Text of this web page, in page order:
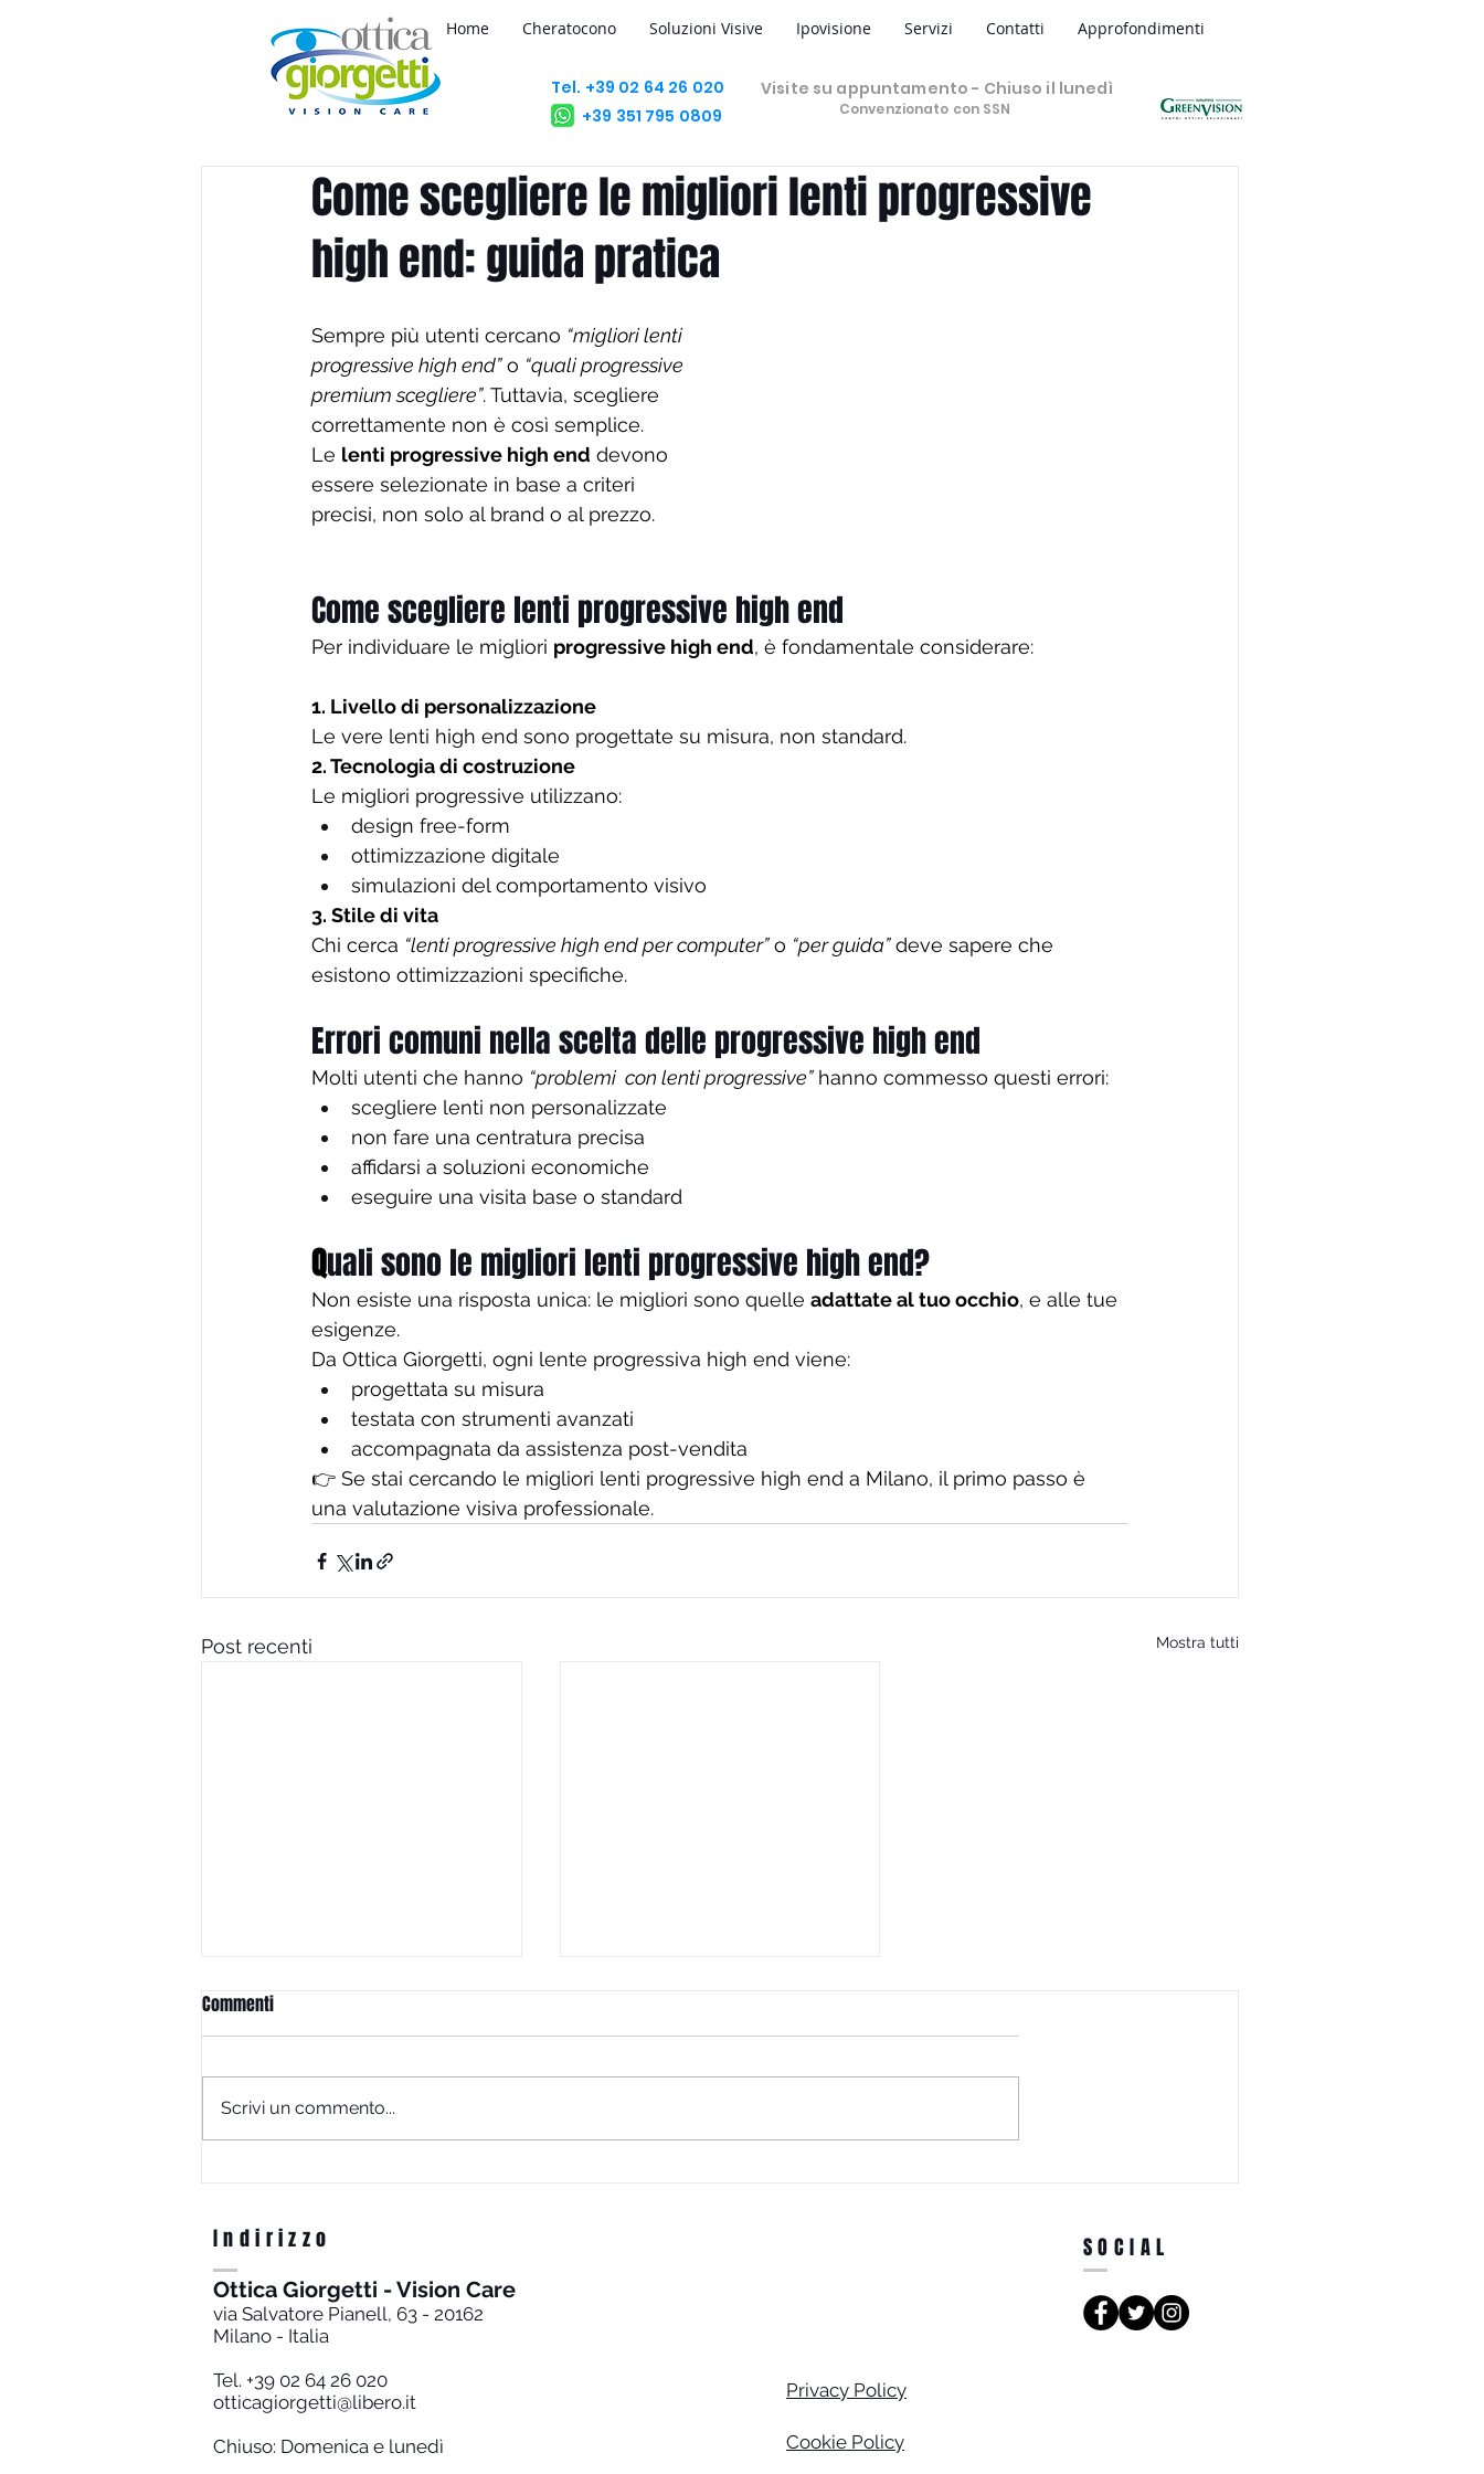
Tel. +39 02 64 26 020
+39 351 795 0809
Visite su appuntamento - Chiuso il lunedì
Convenzionato con SSN
Home Cheratocono Soluzioni Visive Ipovisione Servizi Contatti Approfondimenti
Come scegliere le migliori lenti progressive
high end: guida pratica
Sempre più utenti cercano “migliori lenti
progressive high end” o “quali progressive
premium scegliere”. Tuttavia, scegliere
correttamente non è così semplice.
Le lenti progressive high end devono
essere selezionate in base a criteri
precisi, non solo al brand o al prezzo.
Come scegliere lenti progressive high end
Per individuare le migliori progressive high end, è fondamentale considerare:
1. Livello di personalizzazione
Le vere lenti high end sono progettate su misura, non standard.
2. Tecnologia di costruzione
Le migliori progressive utilizzano:
design free-form
ottimizzazione digitale
simulazioni del comportamento visivo
3. Stile di vita
Chi cerca “lenti progressive high end per computer” o “per guida” deve sapere che
esistono ottimizzazioni specifiche.
Errori comuni nella scelta delle progressive high end
Molti utenti che hanno “problemi  con lenti progressive” hanno commesso questi errori:
scegliere lenti non personalizzate
non fare una centratura precisa
affidarsi a soluzioni economiche
eseguire una visita base o standard
Quali sono le migliori lenti progressive high end?
Non esiste una risposta unica: le migliori sono quelle adattate al tuo occhio, e alle tue
esigenze.
Da Ottica Giorgetti, ogni lente progressiva high end viene:
progettata su misura
testata con strumenti avanzati
accompagnata da assistenza post-vendita
👉 Se stai cercando le migliori lenti progressive high end a Milano, il primo passo è
una valutazione visiva professionale.
Post recenti Mostra tutti
quotidiana
Commenti
Scrivi un commento...
Indirizzo
Ottica Giorgetti - Vision Care
via Salvatore Pianell, 63 - 20162
Milano - Italia
Tel. +39 02 64 26 020
otticagiorgetti@libero.it
Chiuso: Domenica e lunedì
SOCIAL
Privacy Policy
Cookie Policy